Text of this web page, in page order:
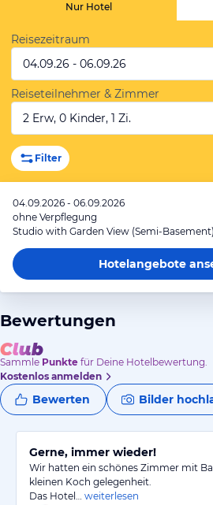
Nur Hotel
Reisezeitraum
04.09.26 - 06.09.26
Reiseteilnehmer & Zimmer
2 Erw, 0 Kinder, 1 Zi.
Filter
04.09.2026 - 06.09.2026
ohne Verpflegung
Studio with Garden View (Semi-Basement)
Hotelangebote
Bewertungen
Sammle Punkte für Deine Hotelbewertung.
Kostenlos anmelden
Bewerten Bilder
Gerne, immer wieder!
Wir hatten ein schönes Zimmer mit
kleinen Koch gelegenheit.
Das Hotel…
weiterlesen